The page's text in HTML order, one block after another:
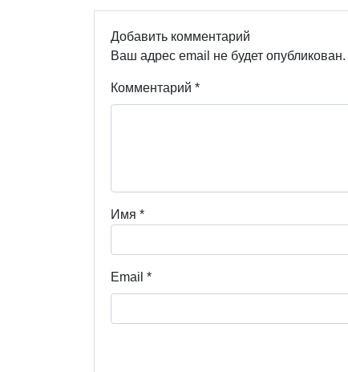
Добавить комментарий
Ваш адрес email не будет опубликован.
Комментарий *
Имя *
Email *